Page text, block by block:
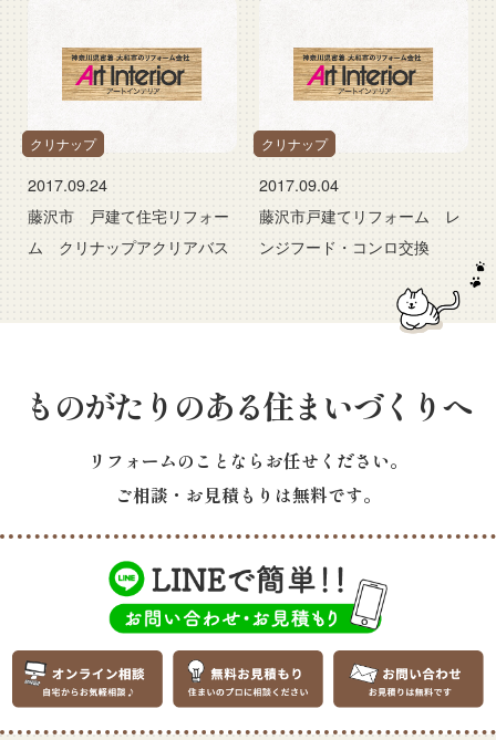
クリナップ
2017.09.24
藤沢市 戸建て住宅リフォー
ム クリナップアクリアバス
クリナップ
2017.09.04
藤沢市戸建てリフォーム レ
ンジフード・コンロ交換
ものがたりのある住まいづくりへ
リフォームのことならお任せください。
ご相談・お見積もりは無料です。